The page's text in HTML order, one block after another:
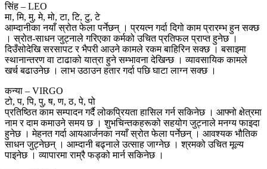
सिंह – LEO
मा, मि, मु, मे, मो, टा, टि, टु, टे
आम्दानीका नयाँ स्रोत फेला पर्नेछन् । प्रयत्न गर्दा दिगो काम प्रारम्भ हुन सक्छ
। स्रोत-साधन जुट्नाले गरिएका कर्मको उचित प्रतिफल प्राप्त हुनेछ ।
दिउँसोदेखि सरसापट र भैपरी आउने कामले रकम बाहिरिन सक्छ । बसाइमा
स्थानान्तरण वा टाढाको यात्रा हुने सम्भावना देखिन्छ । व्यावसायिक कामले
खर्च बढाउनेछ । लाभ उठाउन हतार गर्दा पछि घाटा लाग्न सक्छ ।
कन्या – VIRGO
टो, प, पि, पु, ष, ण, ठ, पे, पो
प्रतिष्ठित काम सम्पादन गर्दै लोकप्रियता हासिल गर्न सकिनेछ । आफ्नो क्षेत्रमा
नाम र दाम कमाउने समय छ । शुभचिन्तकहरूको सहयोग जुट्नाले मनग्य फाइदा
हुनेछ । मेहनत गर्दा आयआर्जनका नयाँ स्रोत फेला पर्नेछन् । आवश्यक भौतिक
साधन जुट्नेछन् । आम्दानी बढ्नाले उत्साह जाग्नेछ । श्रमको उचित मूल्य
पाइनेछ । व्यापारमा राम्रै फड्को मार्न सकिनेछ ।